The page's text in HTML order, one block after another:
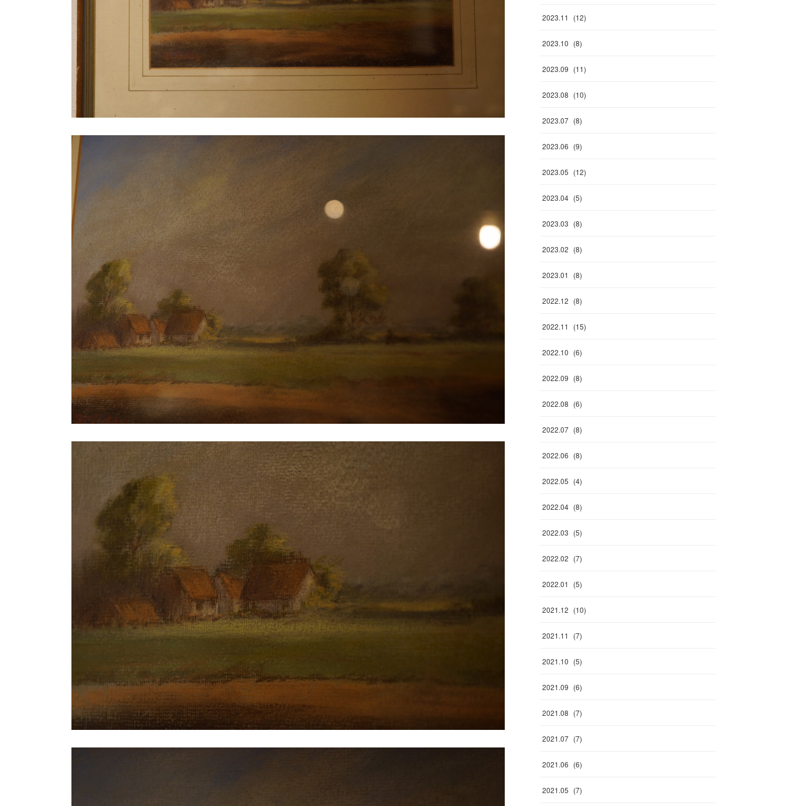
2023.11 (12)
2023.10 (8)
2023.09 (11)
2023.08 (10)
2023.07 (8)
2023.06 (9)
2023.05 (12)
2023.04 (5)
2023.03 (8)
2023.02 (8)
2023.01 (8)
2022.12 (8)
2022.11 (15)
2022.10 (6)
2022.09 (8)
2022.08 (6)
2022.07 (8)
2022.06 (8)
2022.05 (4)
2022.04 (8)
2022.03 (5)
2022.02 (7)
2022.01 (5)
2021.12 (10)
2021.11 (7)
2021.10 (5)
2021.09 (6)
2021.08 (7)
2021.07 (7)
2021.06 (6)
2021.05 (7)